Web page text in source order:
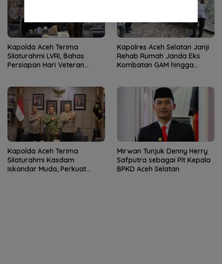
Kapolda Aceh Terima
Silaturahmi LVRI, Bahas
Persiapan Hari Veteran
Kapolres Aceh Selatan Janji
Rehab Rumah Janda Eks
Kombatan GAM hingga
Kapolda Aceh Terima
Silaturahmi Kasdam
Iskandar Muda, Perkuat
Mirwan Tunjuk Denny Herry
Safputra sebagai Plt Kepala
BPKD Aceh Selatan